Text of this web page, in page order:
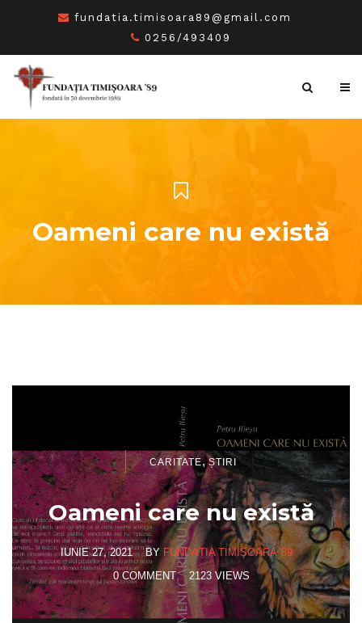
fundatia.timisoara89@gmail.com
0256/493409
Oameni care nu există
CARITATE,ȘTIRI
Oameni care nu există
IUNIE 27, 2021 BYFUNDAȚIA TIMIȘOARA '89
0 COMMENT
2123 VIEWS